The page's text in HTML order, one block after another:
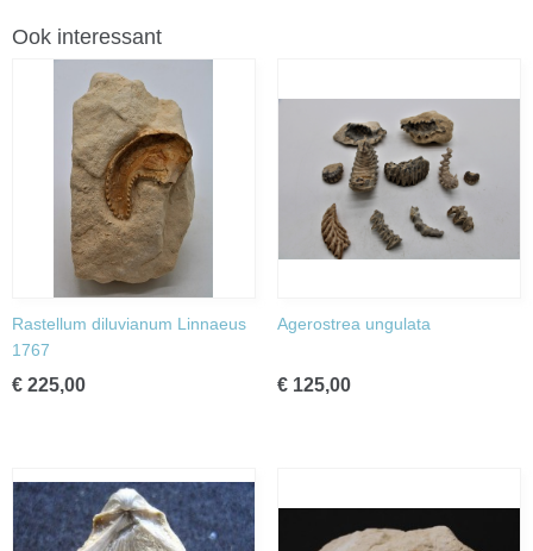
Ook interessant
Rastellum diluvianum Linnaeus
1767
€ 225,00
Agerostrea ungulata
€ 125,00